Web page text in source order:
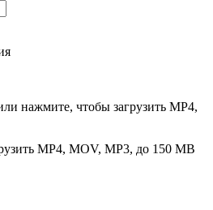
нажмите, чтобы загрузить MP4,
MP4, MOV, MP3, до 150 MB